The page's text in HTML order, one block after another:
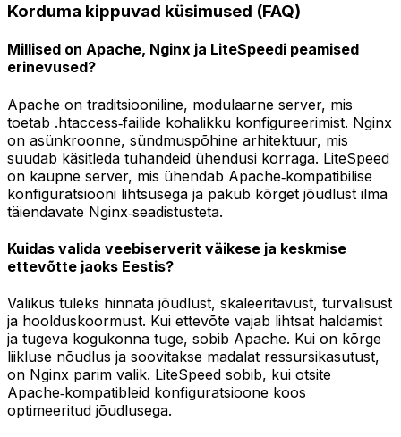
Korduma kippuvad küsimused (FAQ)
Millised on Apache, Nginx ja LiteSpeedi peamised
erinevused?
Apache on traditsiooniline, modulaarne server, mis
toetab .htaccess‑failide kohalikku konfigureerimist. Nginx
on asünkroonne, sündmuspõhine arhitektuur, mis
suudab käsitleda tuhandeid ühendusi korraga. LiteSpeed
on kaupne server, mis ühendab Apache‑kompatibilise
konfiguratsiooni lihtsusega ja pakub kõrget jõudlust ilma
täiendavate Nginx‑seadistusteta.
Kuidas valida veebiserverit väikese ja keskmise
ettevõtte jaoks Eestis?
Valikus tuleks hinnata jõudlust, skaleeritavust, turvalisust
ja hoolduskoormust. Kui ettevõte vajab lihtsat haldamist
ja tugeva kogukonna tuge, sobib Apache. Kui on kõrge
liikluse nõudlus ja soovitakse madalat ressursikasutust,
on Nginx parim valik. LiteSpeed sobib, kui otsite
Apache‑kompatibleid konfiguratsioone koos
optimeeritud jõudlusega.